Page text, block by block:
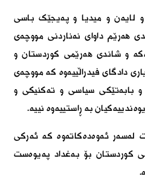
لایەن و میدیا و پەیجێک باسی
ھەرێم داوای نەناردنی مووچەی
و شاندی ھەرێمی کوردستان و
دادگای فیدراڵییەوە کە مووچەی
و بابەتێکی سیاسی و تەکنیکی و
بە ڕاستییەوە نییە.
لەسەر ئەوەدەکاتەوە کە ئەرکی
کوردستان بۆ بەغداد پەیوەست